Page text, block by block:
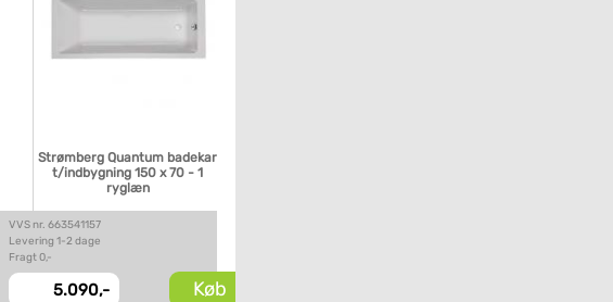
Strømberg Quantum badekar
t/indbygning 150 x 70 - 1
ryglæn
VVS nr. 663541157
Levering 1-2 dage
Fragt 0,-
5.090,- Køb